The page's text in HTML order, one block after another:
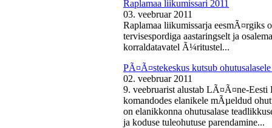
Raplamaa liikumissari 2011
03. veebruar 2011
Raplamaa liikumissarja eesmÃ¤rgiks
tervisespordiga aastaringselt ja
korraldatavatel Ã¼ritustel...
PÃ¤Ã¤stekeskus kutsub
02. veebruar 2011
9. veebruarist alustab LÃ¤Ã¤ne-
komandodes elanikele mÃµeldud
on elanikkonna ohutusalase
ja koduse tuleohutuse parendamine...